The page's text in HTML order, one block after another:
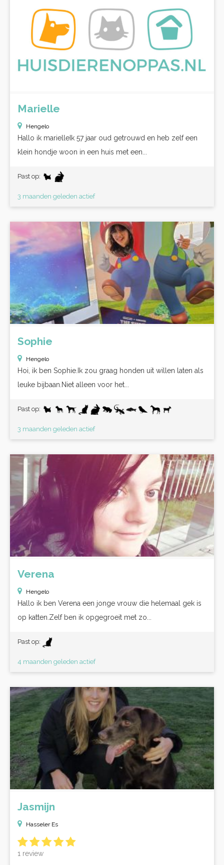
Marielle
Hengelo
Hallo ik marielleIk 57 jaar oud getrouwd en heb zelf een
klein hondje woon in een huis met een...
Past op:
3 maanden geleden actief
Sophie
Hengelo
Hoi, ik ben Sophie.Ik zou graag honden uit willen laten als
leuke bijbaan.Niet alleen voor het...
Past op:
3 maanden geleden actief
Verena
Hengelo
Hallo ik ben Verena een jonge vrouw die helemaal gek is
op katten.Zelf ben ik opgegroeit met zo...
Past op:
4 maanden geleden actief
Jasmijn
Hasseler Es
1 review